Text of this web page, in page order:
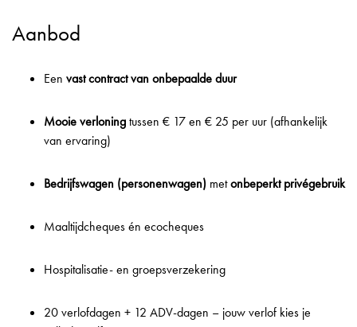
Aanbod
Een vast contract van onbepaalde duur
Mooie verloningtussen € 17 en € 25 per uur (afhankelijk
van ervaring)
Bedrijfswagen (personenwagen) metonbeperkt privégebruik
Maaltijdcheques én ecocheques
Hospitalisatie- en groepsverzekering
20 verlofdagen + 12 ADV-dagen – jouw verlof kies je